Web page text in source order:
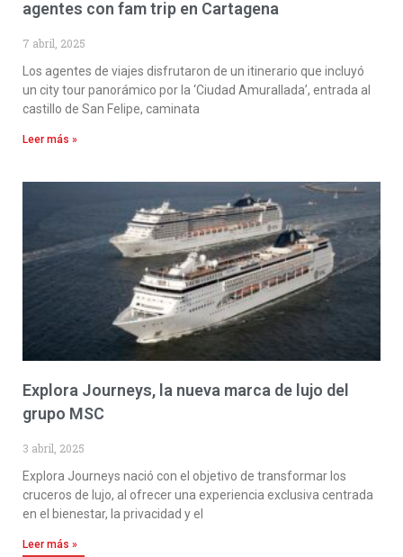
agentes con fam trip en Cartagena
7 abril, 2025
Los agentes de viajes disfrutaron de un itinerario que incluyó
un city tour panorámico por la ‘Ciudad Amurallada’, entrada al
castillo de San Felipe, caminata
Leer más »
Explora Journeys, la nueva marca de lujo del
grupo MSC
3 abril, 2025
Explora Journeys nació con el objetivo de transformar los
cruceros de lujo, al ofrecer una experiencia exclusiva centrada
en el bienestar, la privacidad y el
Leer más »